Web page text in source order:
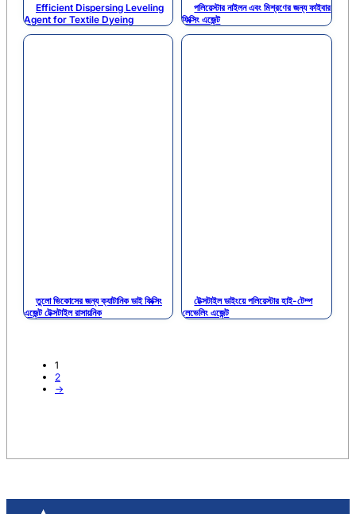
Efficient Dispersing Leveling
Agent for Textile Dyeing
পলিয়েস্টার নাইলন এবং মিশ্রণের জন্য ফাইবার
ফিক্সিং এজেন্ট
তুলো ভিকোসের জন্য ক্যাটানিক ডাই ফিক্সিং
এজেন্ট টেক্সটাইল রাসায়নিক
টেক্সটাইল ডাইংয়ে পলিয়েস্টার হাই-টেম্প
লেভেলিং এজেন্ট
1
2
→